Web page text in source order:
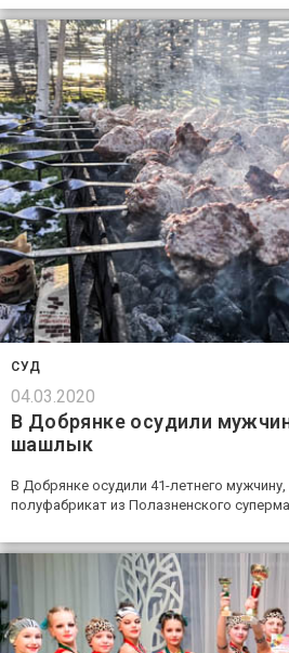
СУД
04.03.2020
В Добрянке осудили
шашлык
В Добрянке осудили 41-летнего
полуфабрикат из Полазненского